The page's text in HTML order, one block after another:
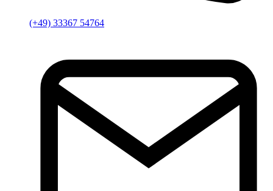
(+49) 33367 54764